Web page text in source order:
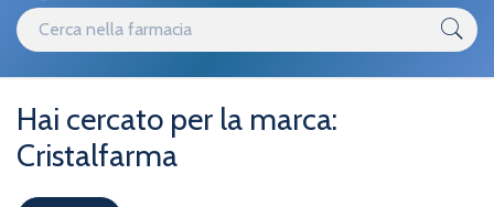
Home Marche parafarmaci Cristalfarma
Hai cercato per la marca:
Cristalfarma